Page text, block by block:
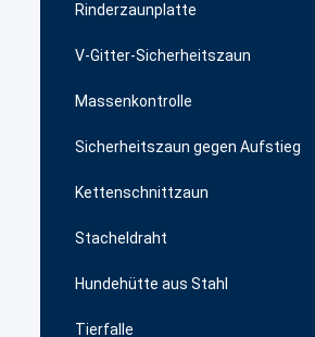
Rinderzaunplatte
V-Gitter-Sicherheitszaun
Massenkontrolle
Sicherheitszaun gegen Aufstieg
Kettenschnittzaun
Stacheldraht
Hundehütte aus Stahl
Tierfalle